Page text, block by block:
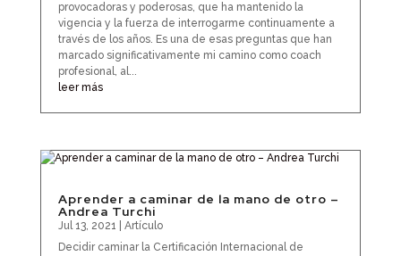
provocadoras y poderosas, que ha mantenido la
vigencia y la fuerza de interrogarme continuamente a
través de los años. Es una de esas preguntas que han
marcado significativamente mi camino como coach
profesional, al...
leer más
Aprender a caminar de la mano de otro –
Andrea Turchi
Jul 13, 2021
Artículo
Decidir caminar la Certificación Internacional de